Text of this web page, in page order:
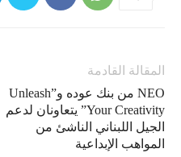
المقالة القادمة
NEO من بنك عوده و”Unleash
Your Creativity” يتعاونان لدعم
الجيل اللبناني الناشئ من
المواهب الإبداعية